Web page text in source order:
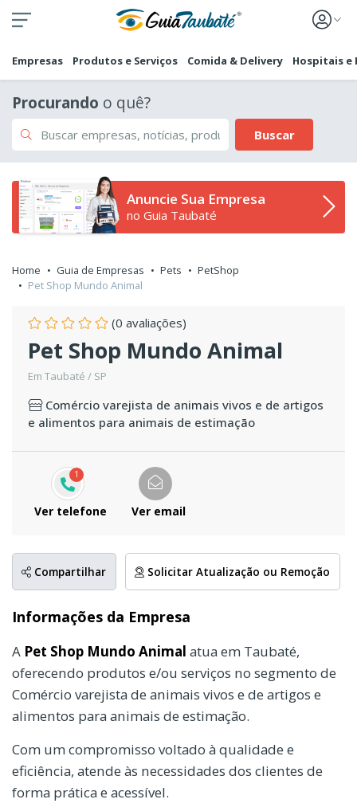
Empresas Produtos e Serviços Comida & Delivery Hospitais e
Procurando o quê?
Buscar
Anuncie Sua Empresa
no Guia Taubaté
Home Guia de Empresas Pets
PetShop
Pet Shop Mundo Animal
(0 avaliações)
Pet Shop Mundo Animal
Em Taubaté / SP
Comércio varejista de animais vivos e de artigos
e alimentos para animais de estimação
1
Ver telefone Ver email
Compartilhar Solicitar Atualização ou Remoção
Informações da Empresa
A Pet Shop Mundo Animal atua em Taubaté,
oferecendo produtos e/ou serviços no segmento de
Comércio varejista de animais vivos e de artigos e
alimentos para animais de estimação.
Com um compromisso voltado à qualidade e
eficiência, atende às necessidades dos clientes de
forma prática e acessível.